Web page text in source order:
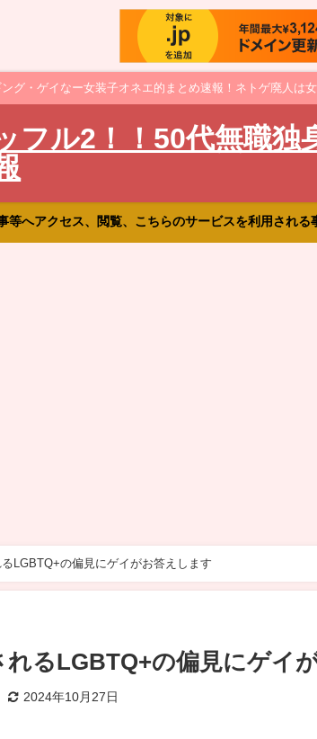
グ・ゲイなー女装子オネエ的まとめ速報！ネトゲ廃人は
フル2！！50代無職
等へアクセス、閲覧、こちらのサービスを利用され
LGBTQ+の偏見にゲイがお答えします
れるLGBTQ+の偏見にゲイ
2024年10月27日